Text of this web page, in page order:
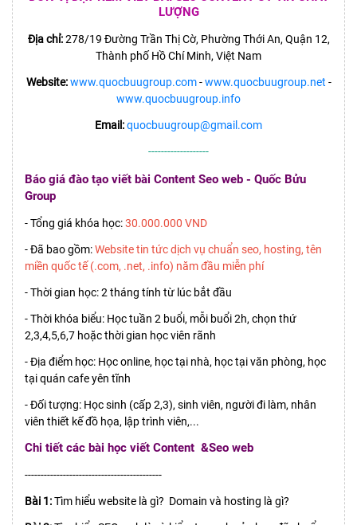
LƯỢNG
Địa chỉ:278/19 Đường Trần Thị Cờ, Phường Thới An, Quận 12,
Thành phố Hồ Chí Minh, Việt Nam
Website: www.quocbuugroup.com-www.quocbuugroup.net -
www.quocbuugroup.info
Email:quocbuugroup@gmail.com
-------------------
Báo giá đào tạo viết bài Content Seo web - Quốc Bửu
Group
- Tổng giá khóa học:30.000.000 VND
- Đã bao gồm:Website tin tức dịch vụ chuẩn seo, hosting, tên
miền quốc tế (.com, .net, .info) năm đầu miễn phí
- Thời gian học: 2 tháng tính từ lúc bắt đầu
- Thời khóa biểu: Học tuần 2 buổi, mỗi buổi 2h, chọn thứ
2,3,4,5,6,7 hoặc thời gian học viên rãnh
- Địa điểm học: Học online, học tại nhà, học tại văn phòng, học
tại quán cafe yên tĩnh
- Đối tượng: Học sinh (cấp 2,3), sinh viên, người đi làm, nhân
viên thiết kế đồ họa, lập trình viên,...
Chi tiết các bài học viết Content &Seo web
-------------------------------------------
Bài 1:Tìm hiểu website là gì? Domain và hosting là gì?